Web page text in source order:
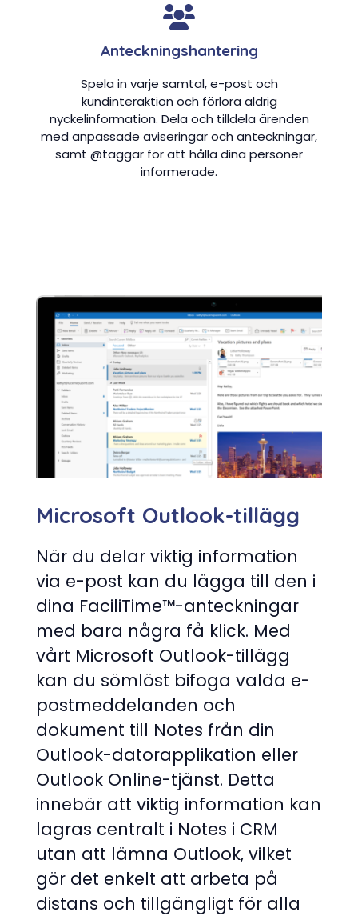
Anteckningshantering
Spela in varje samtal, e-post och
kundinteraktion och förlora aldrig
nyckelinformation. Dela och tilldela ärenden
med anpassade aviseringar och anteckningar,
samt @taggar för att hålla dina personer
informerade.
Microsoft Outlook-tillägg
När du delar viktig information
via e-post kan du lägga till den i
dina FaciliTime™-anteckningar
med bara några få klick. Med
vårt Microsoft Outlook-tillägg
kan du sömlöst bifoga valda e-
postmeddelanden och
dokument till Notes från din
Outlook-datorapplikation eller
Outlook Online-tjänst. Detta
innebär att viktig information kan
lagras centralt i Notes i CRM
utan att lämna Outlook, vilket
gör det enkelt att arbeta på
distans och tillgängligt för alla